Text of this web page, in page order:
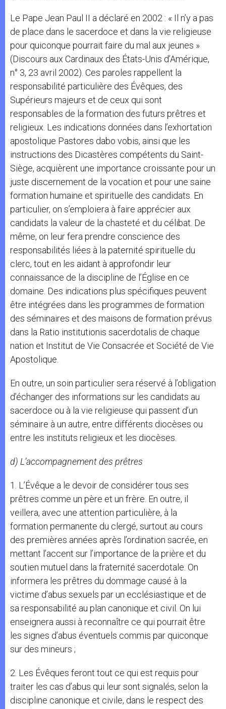
Le Pape Jean Paul II a déclaré en 2002 : « Il n’y a pas
de place dans le sacerdoce et dans la vie religieuse
pour quiconque pourrait faire du mal aux jeunes »
(Discours aux Cardinaux des États-Unis d’Amérique,
n° 3, 23 avril 2002). Ces paroles rappellent la
responsabilité particulière des Évêques, des
Supérieurs majeurs et de ceux qui sont
responsables de la formation des futurs prêtres et
religieux. Les indications données dans l’exhortation
apostolique Pastores dabo vobis, ainsi que les
instructions des Dicastères compétents du Saint-
Siège, acquièrent une importance croissante pour un
juste discernement de la vocation et pour une saine
formation humaine et spirituelle des candidats. En
particulier, on s’emploiera à faire apprécier aux
candidats la valeur de la chasteté et du célibat. De
même, on leur fera prendre conscience des
responsabilités liées à la paternité spirituelle du
clerc, tout en les aidant à approfondir leur
connaissance de la discipline de l’Église en ce
domaine. Des indications plus spécifiques peuvent
être intégrées dans les programmes de formation
des séminaires et des maisons de formation prévus
dans la Ratio institutionis sacerdotalis de chaque
nation et Institut de Vie Consacrée et Société de Vie
Apostolique.
En outre, un soin particulier sera réservé à l’obligation
d’échanger des informations sur les candidats au
sacerdoce ou à la vie religieuse qui passent d’un
séminaire à un autre, entre différents diocèses ou
entre les instituts religieux et les diocèses.
d) L’accompagnement des prêtres
1. L’Évêque a le devoir de considérer tous ses
prêtres comme un père et un frère. En outre, il
veillera, avec une attention particulière, à la
formation permanente du clergé, surtout au cours
des premières années après l’ordination sacrée, en
mettant l’accent sur l’importance de la prière et du
soutien mutuel dans la fraternité sacerdotale. On
informera les prêtres du dommage causé à la
victime d’abus sexuels par un ecclésiastique et de
sa responsabilité au plan canonique et civil. On lui
enseignera aussi à reconnaître ce qui pourrait être
les signes d’abus éventuels commis par quiconque
sur des mineurs ;
2. Les Évêques feront tout ce qui est requis pour
traiter les cas d’abus qui leur sont signalés, selon la
discipline canonique et civile, dans le respect des